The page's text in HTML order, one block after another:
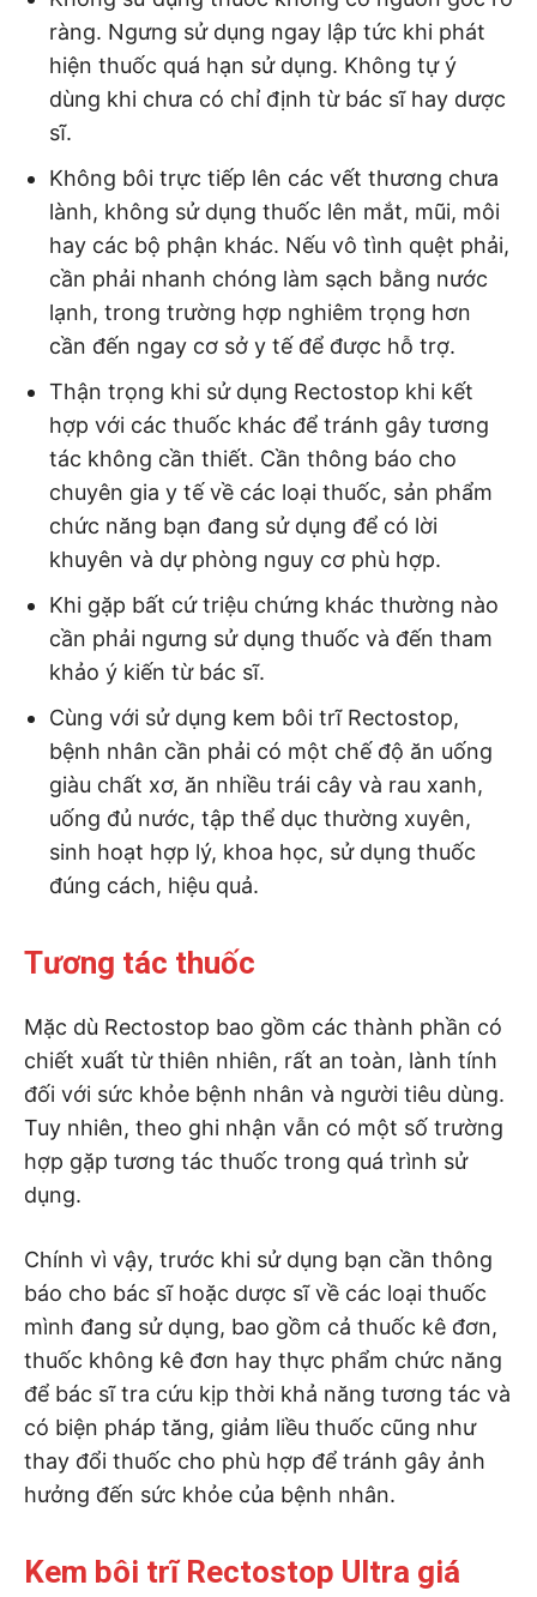
ràng. Ngưng sử dụng ngay lập tức khi phát
hiện thuốc quá hạn sử dụng. Không tự ý
dùng khi chưa có chỉ định từ bác sĩ hay dược
sĩ.
Không bôi trực tiếp lên các vết thương chưa
lành, không sử dụng thuốc lên mắt, mũi, môi
hay các bộ phận khác. Nếu vô tình quệt phải,
cần phải nhanh chóng làm sạch bằng nước
lạnh, trong trường hợp nghiêm trọng hơn
cần đến ngay cơ sở y tế để được hỗ trợ.
Thận trọng khi sử dụng Rectostop khi kết
hợp với các thuốc khác để tránh gây tương
tác không cần thiết. Cần thông báo cho
chuyên gia y tế về các loại thuốc, sản phẩm
chức năng bạn đang sử dụng để có lời
khuyên và dự phòng nguy cơ phù hợp.
Khi gặp bất cứ triệu chứng khác thường nào
cần phải ngưng sử dụng thuốc và đến tham
khảo ý kiến từ bác sĩ.
Cùng với sử dụng kem bôi trĩ Rectostop,
bệnh nhân cần phải có một chế độ ăn uống
giàu chất xơ, ăn nhiều trái cây và rau xanh,
uống đủ nước, tập thể dục thường xuyên,
sinh hoạt hợp lý, khoa học, sử dụng thuốc
đúng cách, hiệu quả.
Tương tác thuốc
Mặc dù Rectostop bao gồm các thành phần có
chiết xuất từ thiên nhiên, rất an toàn, lành tính
đối với sức khỏe bệnh nhân và người tiêu dùng.
Tuy nhiên, theo ghi nhận vẫn có một số trường
hợp gặp tương tác thuốc trong quá trình sử
dụng.
Chính vì vậy, trước khi sử dụng bạn cần thông
báo cho bác sĩ hoặc dược sĩ về các loại thuốc
mình đang sử dụng, bao gồm cả thuốc kê đơn,
thuốc không kê đơn hay thực phẩm chức năng
để bác sĩ tra cứu kịp thời khả năng tương tác và
có biện pháp tăng, giảm liều thuốc cũng như
thay đổi thuốc cho phù hợp để tránh gây ảnh
hưởng đến sức khỏe của bệnh nhân.
Kem bôi trĩ Rectostop Ultra giá